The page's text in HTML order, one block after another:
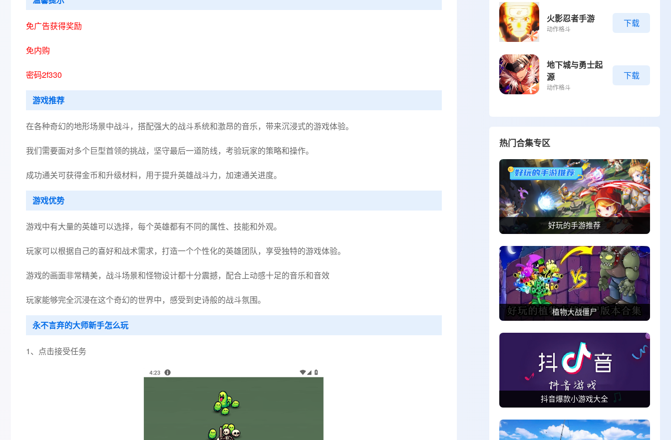
免广告获得奖励
免内购
密码2f330
游戏推荐
在各种奇幻的地形场景中战斗，搭配强大的战斗系统和激昂的音乐，带来沉浸式的游戏体验。
我们需要面对多个巨型首领的挑战，坚守最后一道防线，考验玩家的策略和操作。
成功通关可获得金币和升级材料，用于提升英雄战斗力，加速通关进度。
游戏优势
游戏中有大量的英雄可以选择，每个英雄都有不同的属性、技能和外观。
玩家可以根据自己的喜好和战术需求，打造一个个性化的英雄团队，享受独特的游戏体验。
游戏的画面非常精美，战斗场景和怪物设计都十分震撼，配合上动感十足的音乐和音效
玩家能够完全沉浸在这个奇幻的世界中，感受到史诗般的战斗氛围。
永不言弃的大师新手怎么玩
1、点击接受任务
火影忍者手游
动作格斗
下载
地下城与勇士起
源
动作格斗
下载
热门合集专区
好玩的手游推荐
植物大战僵尸
抖音爆款小游戏大全